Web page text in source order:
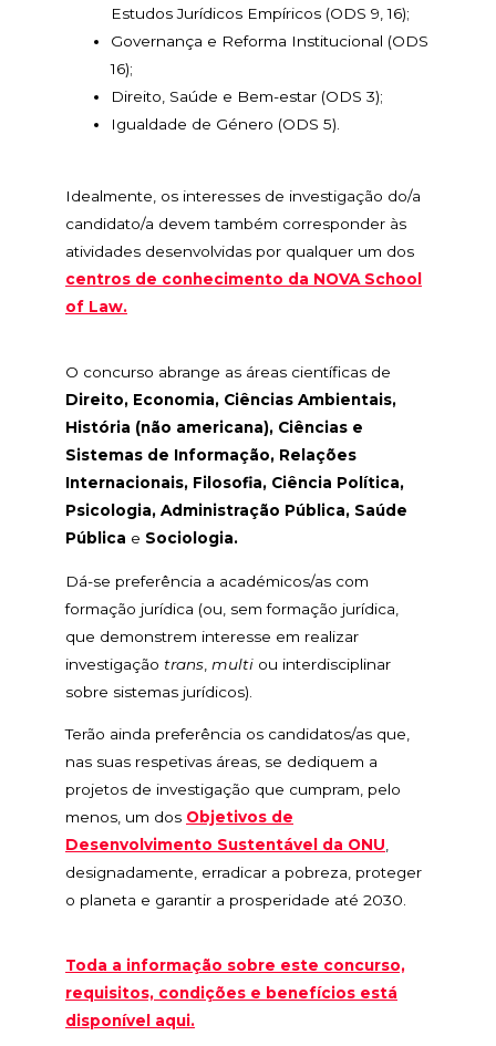
Estudos Jurídicos Empíricos (ODS 9, 16);
Governança e Reforma Institucional (ODS
16);
Direito, Saúde e Bem-estar (ODS 3);
Igualdade de Género (ODS 5).
Idealmente, os interesses de investigação do/a
candidato/a devem também corresponder às
atividades desenvolvidas por qualquer um dos
centros de conhecimento da NOVA School
of Law.
O concurso abrange as áreas científicas de
Direito, Economia, Ciências Ambientais,
História (não americana), Ciências e
Sistemas de Informação, Relações
Internacionais, Filosofia, Ciência Política,
Psicologia, Administração Pública, Saúde
Pública e Sociologia.
Dá-se preferência a académicos/as com
formação jurídica (ou, sem formação jurídica,
que demonstrem interesse em realizar
investigação trans multi ou interdisciplinar
sobre sistemas jurídicos).
Terão ainda preferência os candidatos/as que,
nas suas respetivas áreas, se dediquem a
projetos de investigação que cumpram, pelo
menos, um dos Objetivos de
Desenvolvimento Sustentável da ONU,
designadamente, erradicar a pobreza, proteger
o planeta e garantir a prosperidade até 2030.
Toda a informação sobre este concurso,
requisitos, condições e benefícios está
disponível aqui.